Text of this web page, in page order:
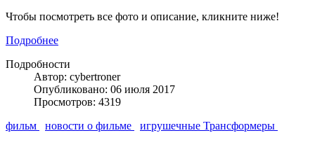
Чтобы посмотреть все фото и описание, кликните ниже!
Подробнее
Подробности
Автор: cybertroner
Опубликовано: 06 июля 2017
Просмотров: 4319
фильм
новости о фильме игрушечные Трансформеры